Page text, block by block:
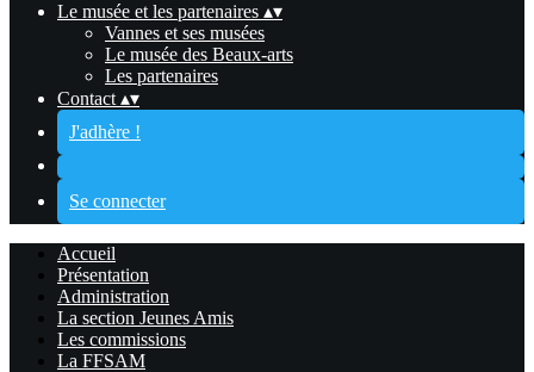
Le musée et les partenaires ▴▾
Vannes et ses musées
Le musée des Beaux-arts
Les partenaires
Contact ▴▾
J'adhère !
Se connecter
Accueil
Présentation
Administration
La section Jeunes Amis
Les commissions
La FFSAM